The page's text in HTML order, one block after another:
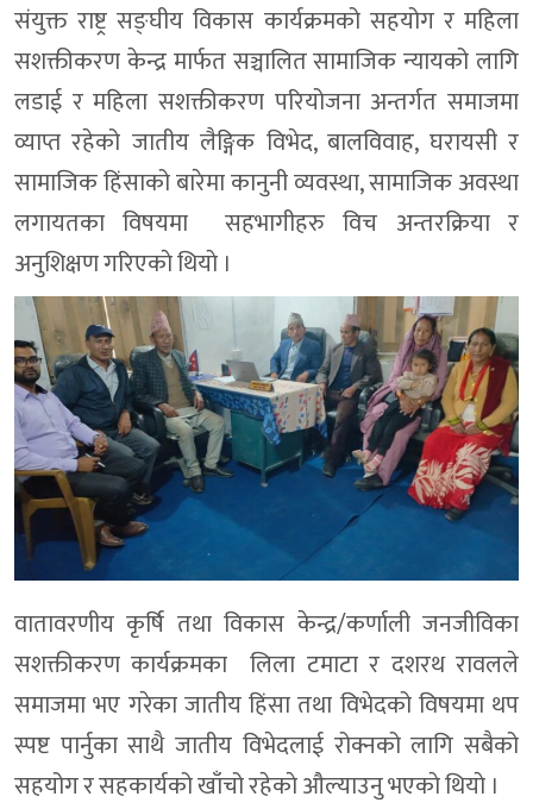
संयुक्त राष्ट्र सङ्घीय विकास कार्यक्रमको सहयोग र महिला
सशक्तीकरण केन्द्र मार्फत सञ्चालित सामाजिक न्यायको लागि
लडाई र महिला सशक्तीकरण परियोजना अन्तर्गत समाजमा
व्याप्त रहेको जातीय लैङ्गिक विभेद, बालविवाह, घरायसी र
सामाजिक हिंसाको बारेमा कानुनी व्यवस्था, सामाजिक अवस्था
लगायतका विषयमा सहभागीहरु विच अन्तरक्रिया र
अनुशिक्षण गरिएकाे थियाे ।
वातावरणीय कृर्षि तथा विकास केन्द्र/कर्णाली जनजीविका
सशक्तीकरण कार्यक्रमका लिला टमाटा र दशरथ रावलले
समाजमा भए गरेका जातीय हिंसा तथा विभेदको विषयमा थप
स्पष्ट पार्नुका साथै जातीय विभेदलाई रोक्नको लागि सबैको
सहयोग र सहकार्यको खाँचो रहेकाे औल्याउनु भएकाे थियाे ।